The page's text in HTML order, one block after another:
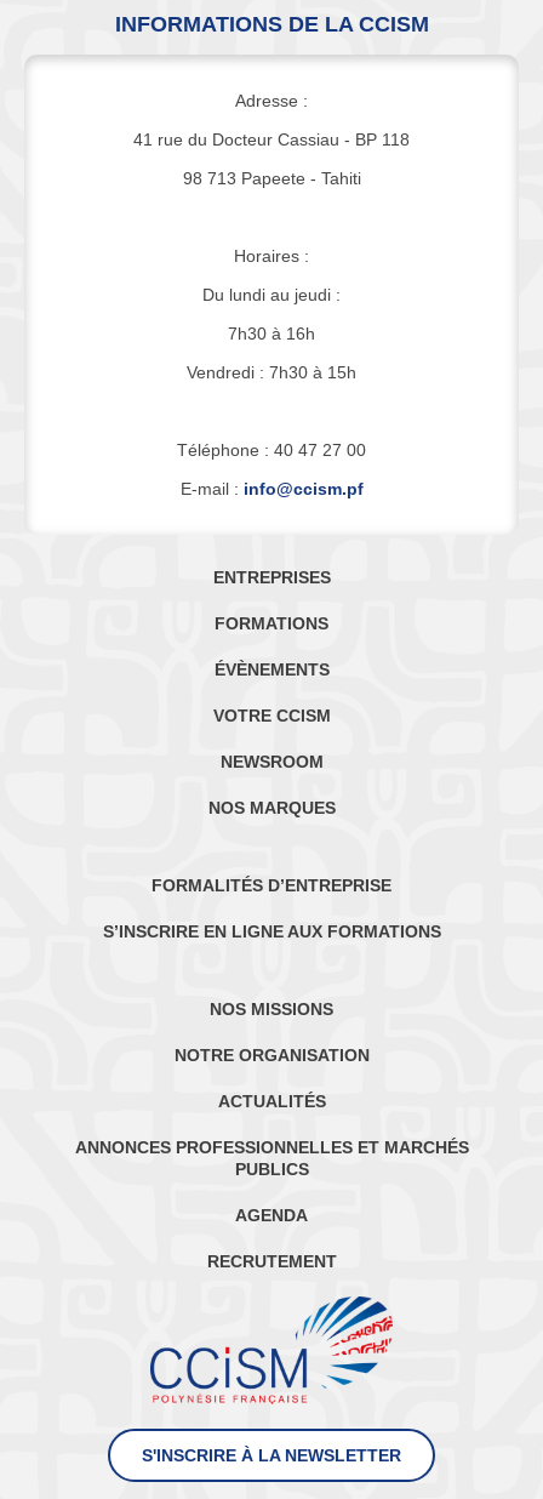
INFORMATIONS DE LA CCISM
Adresse :
41 rue du Docteur Cassiau - BP 118
98 713 Papeete - Tahiti
Horaires :
Du lundi au jeudi :
7h30 à 16h
Vendredi : 7h30 à 15h
Téléphone : 40 47 27 00
E-mail : info@ccism.pf
ENTREPRISES
FORMATIONS
ÉVÈNEMENTS
VOTRE CCISM
NEWSROOM
NOS MARQUES
FORMALITÉS D’ENTREPRISE
S’INSCRIRE EN LIGNE AUX FORMATIONS
NOS MISSIONS
NOTRE ORGANISATION
ACTUALITÉS
ANNONCES PROFESSIONNELLES ET MARCHÉS
PUBLICS
AGENDA
RECRUTEMENT
S'INSCRIRE À LA NEWSLETTER